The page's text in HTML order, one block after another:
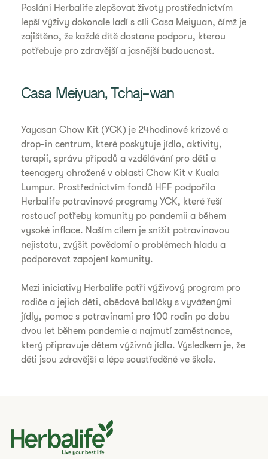
Poslání Herbalife zlepšovat životy prostřednictvím
lepší výživy dokonale ladí s cíli Casa Meiyuan, čímž je
zajištěno, že každé dítě dostane podporu, kterou
potřebuje pro zdravější a jasnější budoucnost.
Casa Meiyuan, Tchaj-wan
Yayasan Chow Kit (YCK) je 24hodinové krizové a
drop-in centrum, které poskytuje jídlo, aktivity,
terapii, správu případů a vzdělávání pro děti a
teenagery ohrožené v oblasti Chow Kit v Kuala
Lumpur. Prostřednictvím fondů HFF podpořila
Herbalife potravinové programy YCK, které řeší
rostoucí potřeby komunity po pandemii a během
vysoké inflace. Naším cílem je snížit potravinovou
nejistotu, zvýšit povědomí o problémech hladu a
podporovat zapojení komunity.
Mezi iniciativy Herbalife patří výživový program pro
rodiče a jejich děti, obědové balíčky s vyváženými
jídly, pomoc s potravinami pro 100 rodin po dobu
dvou let během pandemie a najmutí zaměstnance,
který připravuje dětem výživná jídla. Výsledkem je, že
děti jsou zdravější a lépe soustředěné ve škole.